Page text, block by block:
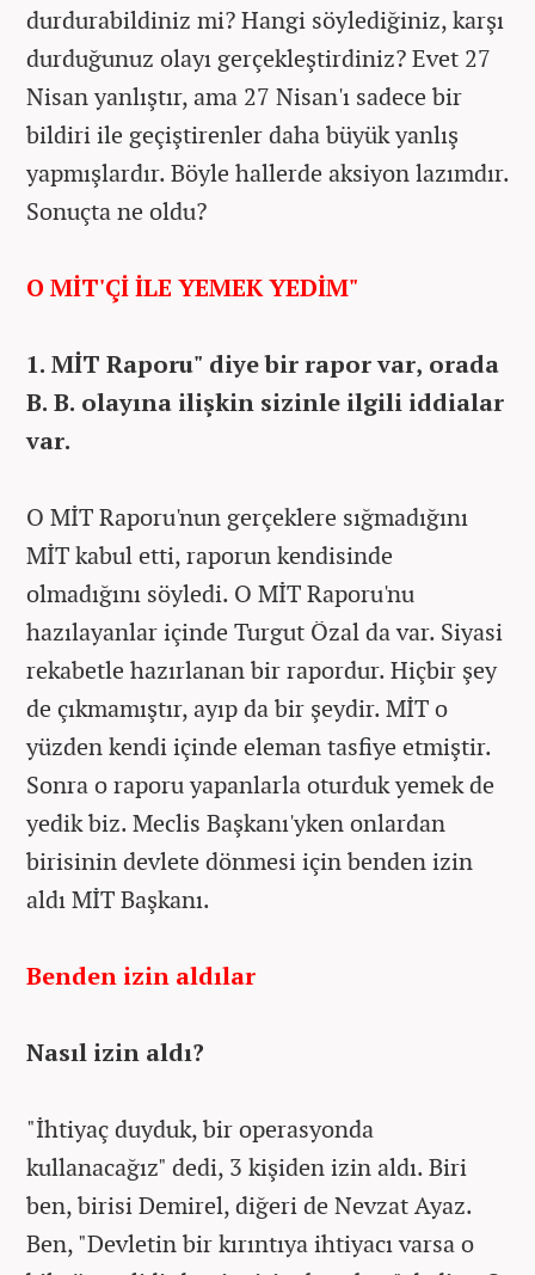
durdurabildiniz mi? Hangi söylediğiniz, karşı
durduğunuz olayı gerçekleştirdiniz? Evet 27
Nisan yanlıştır, ama 27 Nisan'ı sadece bir
bildiri ile geçiştirenler daha büyük yanlış
yapmışlardır. Böyle hallerde aksiyon lazımdır.
Sonuçta ne oldu?
O MİT'Çİ İLE YEMEK YEDİM"
1. MİT Raporu" diye bir rapor var, orada
B. B. olayına ilişkin sizinle ilgili iddialar
var.
O MİT Raporu'nun gerçeklere sığmadığını
MİT kabul etti, raporun kendisinde
olmadığını söyledi. O MİT Raporu'nu
hazılayanlar içinde Turgut Özal da var. Siyasi
rekabetle hazırlanan bir rapordur. Hiçbir şey
de çıkmamıştır, ayıp da bir şeydir. MİT o
yüzden kendi içinde eleman tasfiye etmiştir.
Sonra o raporu yapanlarla oturduk yemek de
yedik biz. Meclis Başkanı'yken onlardan
birisinin devlete dönmesi için benden izin
aldı MİT Başkanı.
Benden izin aldılar
Nasıl izin aldı?
"İhtiyaç duyduk, bir operasyonda
kullanacağız" dedi, 3 kişiden izin aldı. Biri
ben, birisi Demirel, diğeri de Nevzat Ayaz.
Ben, "Devletin bir kırıntıya ihtiyacı varsa o